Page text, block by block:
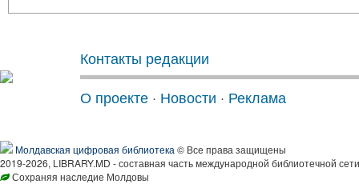
Контакты редакции
О проекте · Новости · Реклама
Молдавская цифровая библиотека © Все права защищены
2019-2026, LIBRARY.MD - составная часть международной библиотечной
Сохраняя наследие Молдовы